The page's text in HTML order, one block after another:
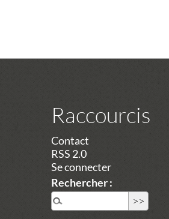
Raccourcis
Contact
RSS 2.0
Se connecter
Rechercher :